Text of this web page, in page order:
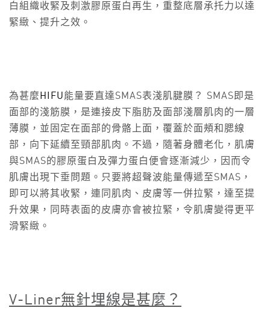
白組織收緊及刺激膠原蛋白再生，重整底層承托力以達
緊緻、提升之效。
為甚麼HIFU能量要直達SMAS表淺肌腱膜？ SMAS即是
面部的淺筋膜，是連接皮下脂肪及面部淺層肌肉的一層
薄膜，並固定在面部的骨骼上面，覆蓋於面頰和腮線
部，向下延續至頸部肌肉。不過，隨著身體老化，肌膚
與SMAS的膠原蛋白及彈力蛋白便會逐漸減少，因而令
肌膚出現下垂問題。只要將超聲波能量傳遞至SMAS，
即可以將其收緊，連同肌肉、皮膚等一併拉緊，達至提
升效果，同時表面的皮膚亦會被拉緊，令肌膚變得更平
滑緊緻。
V-Liner無針埋線是甚麼？